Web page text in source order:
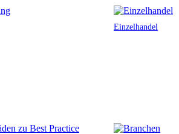
Einzelhandel